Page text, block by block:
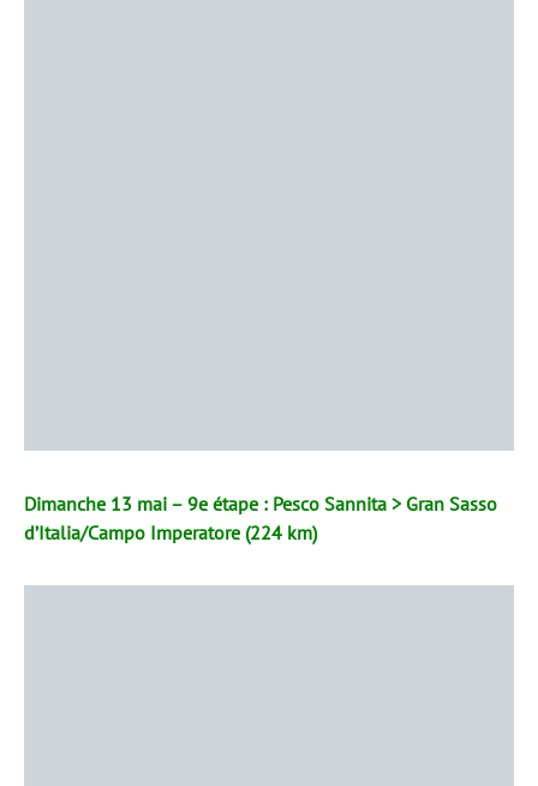
Dimanche 13 mai – 9e étape : Pesco Sannita > Gran Sasso
d’Italia/Campo Imperatore (224 km)